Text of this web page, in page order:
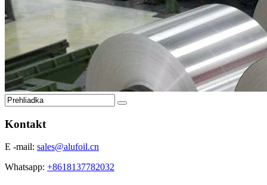
Kontakt
E -mail: sales@alufoil.cn
Whatsapp: +8618137782032